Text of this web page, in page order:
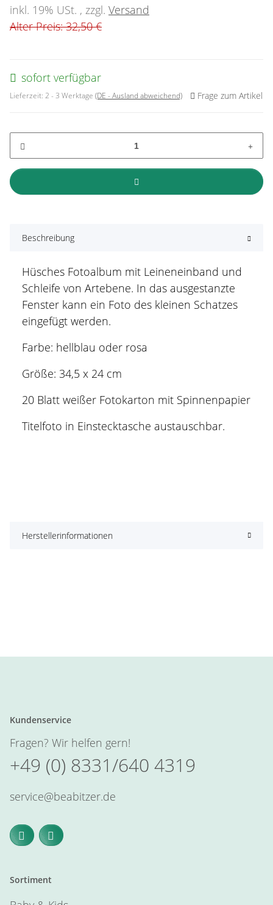
inkl. 19% USt. , zzgl. Versand
Alter Preis: 32,50 €
sofort verfügbar
Lieferzeit: 2 - 3 Werktage (DE - Ausland abweichend) Frage zum Artikel
Beschreibung
Hüsches Fotoalbum mit Leineneinband und
Schleife von Artebene. In das ausgestanzte
Fenster kann ein Foto des kleinen Schatzes
eingefügt werden.
Farbe: hellblau oder rosa
Größe: 34,5 x 24 cm
20 Blatt weißer Fotokarton mit Spinnenpapier
Titelfoto in Einstecktasche austauschbar.
Herstellerinformationen
Kundenservice
Fragen? Wir helfen gern!
+49 (0) 8331/640 4319
service@beabitzer.de
Sortiment